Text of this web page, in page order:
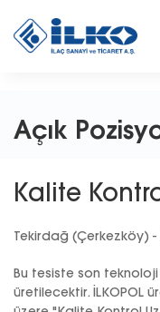
Açık
Kalite
Tekirdağ (Çerkezköy) -
Bu tesiste son
üretilecektir. İLKOPOL